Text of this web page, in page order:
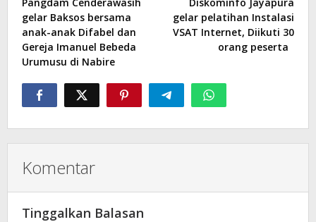
pos
gelar Baksos bersama
anak-anak Difabel dan
Gereja Imanuel Bebeda
Urumusu di Nabire
gelar pelatihan Instalasi
VSAT Internet, Diikuti 30
orang peserta
Komentar
Tinggalkan Balasan